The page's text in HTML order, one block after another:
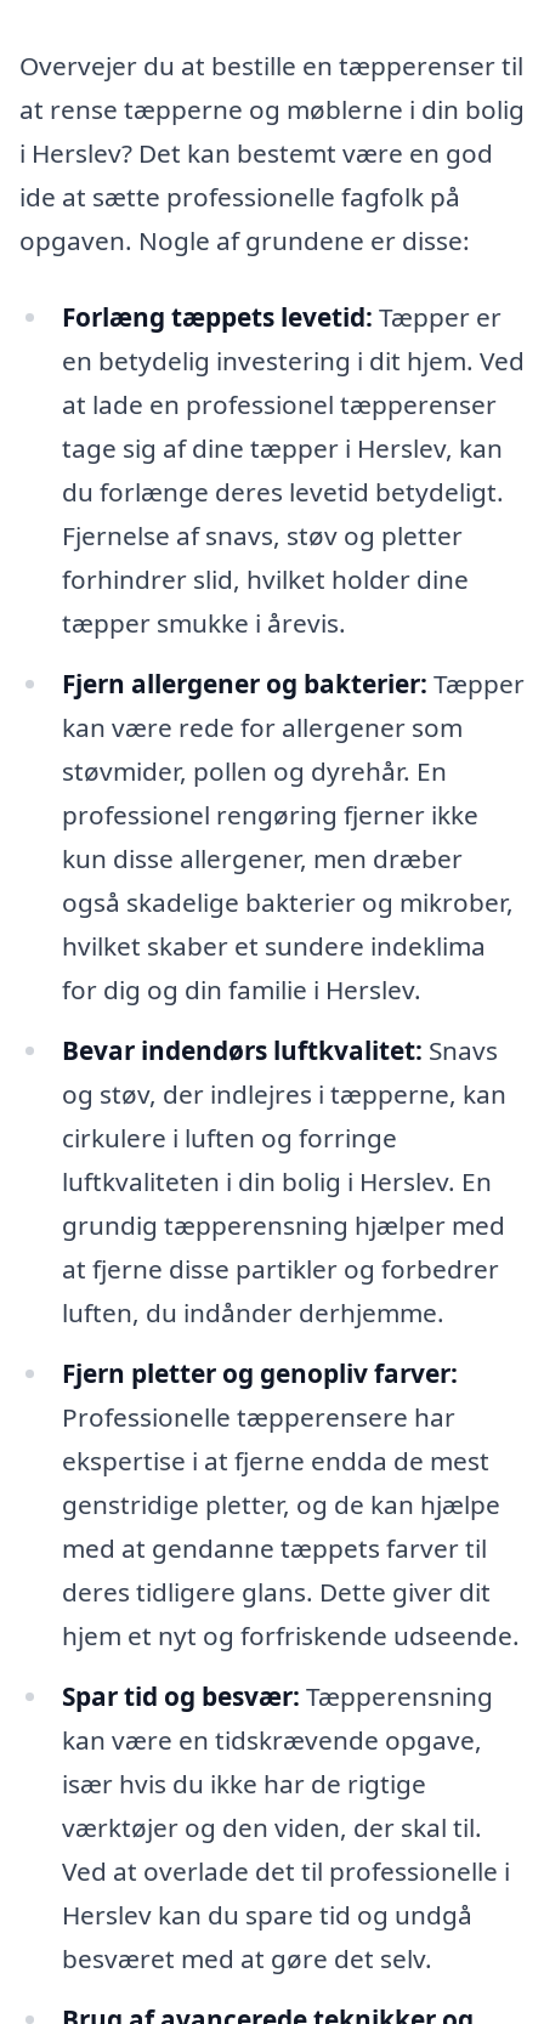
Overvejer du at bestille en tæpperenser til
at rense tæpperne og møblerne i din bolig
i Herslev? Det kan bestemt være en god
ide at sætte professionelle fagfolk på
opgaven. Nogle af grundene er disse:
Forlæng tæppets levetid: Tæpper er
en betydelig investering i dit hjem. Ved
at lade en professionel tæpperenser
tage sig af dine tæpper i Herslev, kan
du forlænge deres levetid betydeligt.
Fjernelse af snavs, støv og pletter
forhindrer slid, hvilket holder dine
tæpper smukke i årevis.
Fjern allergener og bakterier: Tæpper
kan være rede for allergener som
støvmider, pollen og dyrehår. En
professionel rengøring fjerner ikke
kun disse allergener, men dræber
også skadelige bakterier og mikrober,
hvilket skaber et sundere indeklima
for dig og din familie i Herslev.
Bevar indendørs luftkvalitet: Snavs
og støv, der indlejres i tæpperne, kan
cirkulere i luften og forringe
luftkvaliteten i din bolig i Herslev. En
grundig tæpperensning hjælper med
at fjerne disse partikler og forbedrer
luften, du indånder derhjemme.
Fjern pletter og genopliv farver:
Professionelle tæpperensere har
ekspertise i at fjerne endda de mest
genstridige pletter, og de kan hjælpe
med at gendanne tæppets farver til
deres tidligere glans. Dette giver dit
hjem et nyt og forfriskende udseende.
Spar tid og besvær: Tæpperensning
kan være en tidskrævende opgave,
især hvis du ikke har de rigtige
værktøjer og den viden, der skal til.
Ved at overlade det til professionelle i
Herslev kan du spare tid og undgå
besværet med at gøre det selv.